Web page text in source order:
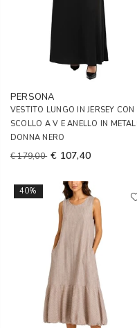
PERSONA
VESTITO LUNGO IN JERSEY CON
SCOLLO A V E ANELLO IN
DONNA NERO
€ 179,00 € 107,40
40%